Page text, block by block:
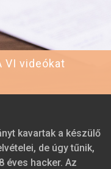
VI videókat
kavartak a készülő
de úgy tűnik,
éves hacker. Az